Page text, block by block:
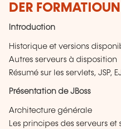
DER
Introduction
Historique et versions
Autres serveurs à disposition
Résumé sur les servlets, JSP,
Présentation de JBoss
Architecture générale
Les principes des serveurs et